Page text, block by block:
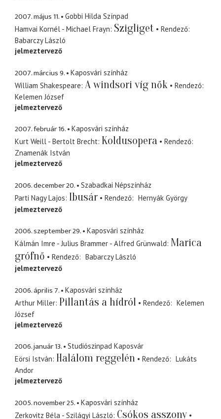
2007. május 11.
Gobbi Hilda Színpad
Hamvai Kornél - Michael Frayn Szigliget
Rendező
Babarczy László
jelmeztervező
2007. március 9.
Kaposvári színház
William Shakespeare A windsori víg nők
Rendező
Kelemen József
jelmeztervező
2007. február 16.
Kaposvári színház
Kurt Weill - Bertolt Brecht Koldusopera
Rendező
Znamenák István
jelmeztervező
2006. december 20.
Szabadkai Népszínház
Parti Nagy Lajos Ibusár Rendező
Hernyák György
jelmeztervező
2006. szeptember 29.
Kaposvári színház
Kálmán Imre - Julius Brammer - Alfred Grünwald Marica
grófnő
Rendező
Babarczy László
jelmeztervező
2006. április 7.
Kaposvári színház
Arthur Miller Pillantás a hídról Rendező
Kelemen
József
jelmeztervező
2006. január 13.
Studiószinpad Kaposvár
Eörsi István Halálom reggelén Rendező
Lukáts
Andor
jelmeztervező
2005. november 25.
Kaposvári színház
Zerkovitz Béla - Szilágyi László Csókos asszony